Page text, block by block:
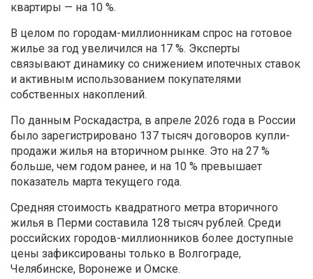
квартиры — на 10 %.
В целом по городам-миллионникам спрос на готовое
жилье за год увеличился на 17 %. Эксперты
связывают динамику со снижением ипотечных ставок
и активным использованием покупателями
собственных накоплений.
По данным Роскадастра, в апреле 2026 года в России
было зарегистрировано 137 тысяч договоров купли-
продажи жилья на вторичном рынке. Это на 27 %
больше, чем годом ранее, и на 10 % превышает
показатель марта текущего года.
Средняя стоимость квадратного метра вторичного
жилья в Перми составила 128 тысяч рублей. Среди
российских городов-миллионников более доступные
цены зафиксированы только в Волгограде,
Челябинске, Воронеже и Омске.